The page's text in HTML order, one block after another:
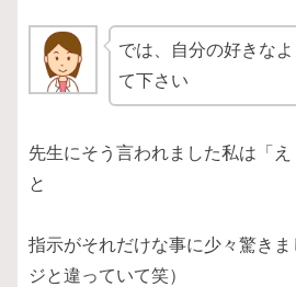
では、自分の好きな
て下さい
先生にそう言われました私は「
と
指示がそれだけな事に少々驚き
ジと違っていて笑）